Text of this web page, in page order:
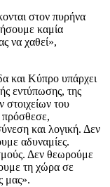
στον πυρήνα
καμία
να χαθεί»,
και Κύπρο υπάρχει
εντύπωσης, της
στοιχείων του
και λογική. Δεν
αδυναμίες.
Δεν θεωρούμε
τη χώρα σε
μας».